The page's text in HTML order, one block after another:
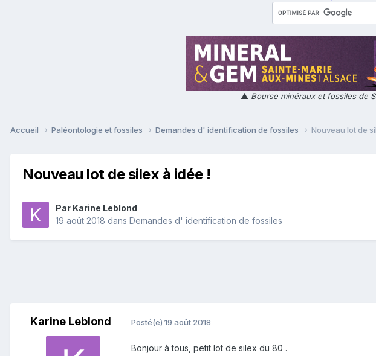
▲ Bourse minéraux et fossiles de
Accueil Paléontologie et fossiles Demandes d' identification de fossiles Nouveau lot de
Nouveau lot de silex à idée !
Par Karine Leblond
19 août 2018 dans Demandes d' identification de fossiles
Karine Leblond Posté(e) 19 août 2018
Bonjour à tous, petit lot de silex du 80 .